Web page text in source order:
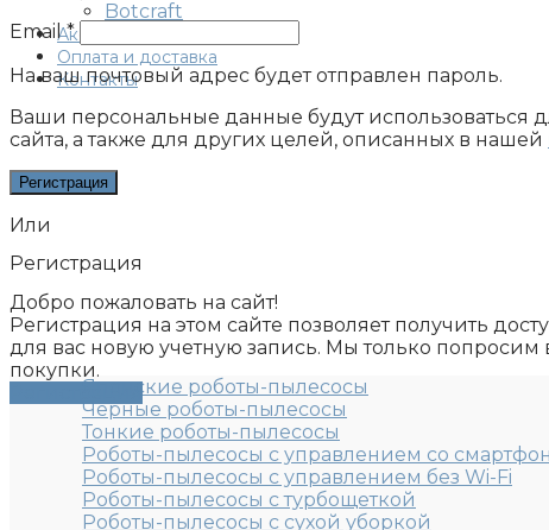
Botcraft
Аксессуары
Оплата и доставка
Контакты
Email*
На ваш почтовый адрес будет отправлен пароль.
Ваши персональные данные будут использоваться
сайта, а также для других целей, описанных в нашей
Регистрация
Или
Регистрация
Добро пожаловать на сайт!
Регистрация на этом сайте позволяет получить
для вас новую учетную запись. Мы только
покупки.
Японские роботы-пылесосы
Черные роботы-пылесосы
Тонкие роботы-пылесосы
Роботы-пылесосы с управлением со
Роботы-пылесосы с управлением без Wi-Fi
Роботы-пылесосы с турбощеткой
Роботы-пылесосы с сухой уборкой